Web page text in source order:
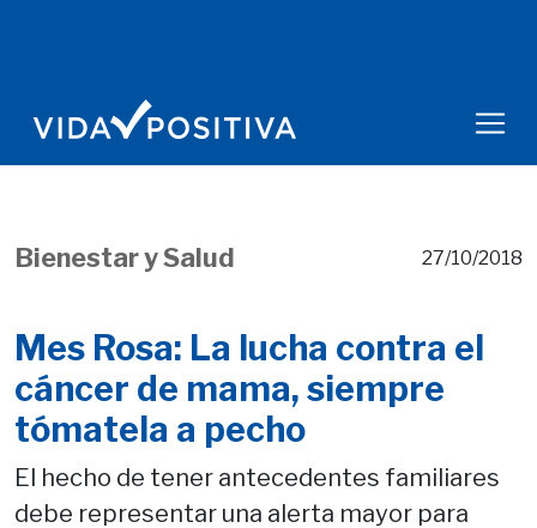
Bienestar y Salud 27/10/2018
Mes Rosa: La lucha contra el
cáncer de mama, siempre
tómatela a pecho
El hecho de tener antecedentes familiares
debe representar una alerta mayor para